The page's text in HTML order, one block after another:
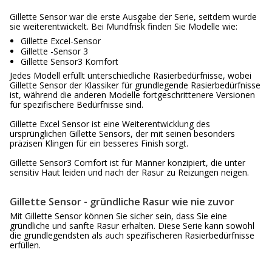
Gillette Sensor war die erste Ausgabe der Serie, seitdem wurde
sie weiterentwickelt. Bei Mundfrisk finden Sie Modelle wie:
Gillette Excel-Sensor
Gillette -Sensor 3
Gillette Sensor3 Komfort
Jedes Modell erfüllt unterschiedliche Rasierbedürfnisse, wobei
Gillette Sensor der Klassiker für grundlegende Rasierbedürfnisse
ist, während die anderen Modelle fortgeschrittenere Versionen
für spezifischere Bedürfnisse sind.
Gillette Excel Sensor ist eine Weiterentwicklung des
ursprünglichen Gillette Sensors, der mit seinen besonders
präzisen Klingen für ein besseres Finish sorgt.
Gillette Sensor3 Comfort ist für Männer konzipiert, die unter
sensitiv Haut leiden und nach der Rasur zu Reizungen neigen.
Gillette Sensor - gründliche Rasur wie nie zuvor
Mit Gillette Sensor können Sie sicher sein, dass Sie eine
gründliche und sanfte Rasur erhalten. Diese Serie kann sowohl
die grundlegendsten als auch spezifischeren Rasierbedürfnisse
erfüllen.